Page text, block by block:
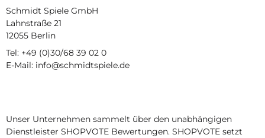
Schmidt Spiele GmbH
Lahnstraße 21
12055 Berlin
Tel: +49 (0)30/68 39 02 0
E-Mail: info@schmidtspiele.de
Unser Unternehmen sammelt über den unabhängigen
Dienstleister SHOPVOTE Bewertungen. SHOPVOTE setzt